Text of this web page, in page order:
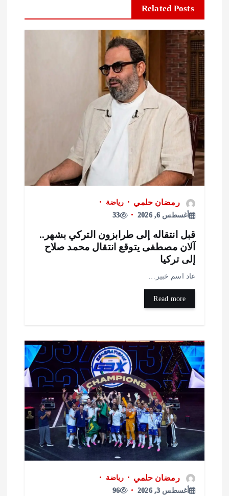
Related Posts
رمضان حلمي
رياضة
أغسطس 6, 2026
33
انتقاله إلى طرابزون التركي بشهر..
مصطفى يتوقع انتقال محمد صلاح
اسم خبير…
رمضان حلمي
رياضة
96